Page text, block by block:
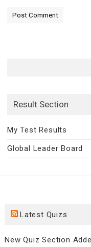
Result Section
My Test Results
Global Leader Board
Latest Quizs
New Quiz Section